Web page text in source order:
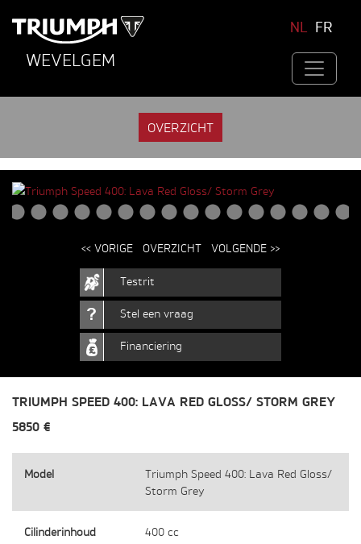
NL FR
WEVELGEM
OVERZICHT
<< VORIGE OVERZICHT VOLGENDE >>
Testrit
Stel een vraag
Financiering
TRIUMPH SPEED 400: LAVA RED GLOSS/ STORM GREY
5850 €
Model
Triumph Speed 400: Lava Red Gloss/
Storm Grey
Cilinderinhoud 400 cc